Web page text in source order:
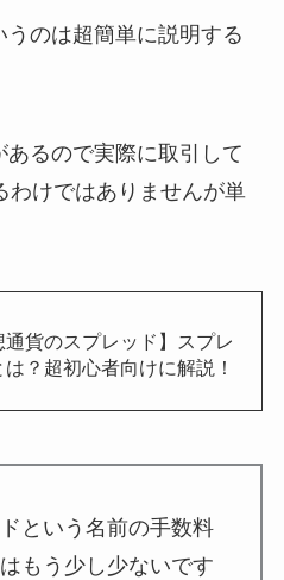
のは超簡単に説明する
るので実際に取引して
わけではありませんが単
通貨のスプレッド】スプレ
は？超初心者向けに解説！
という名前の手数料
もう少し少ないです